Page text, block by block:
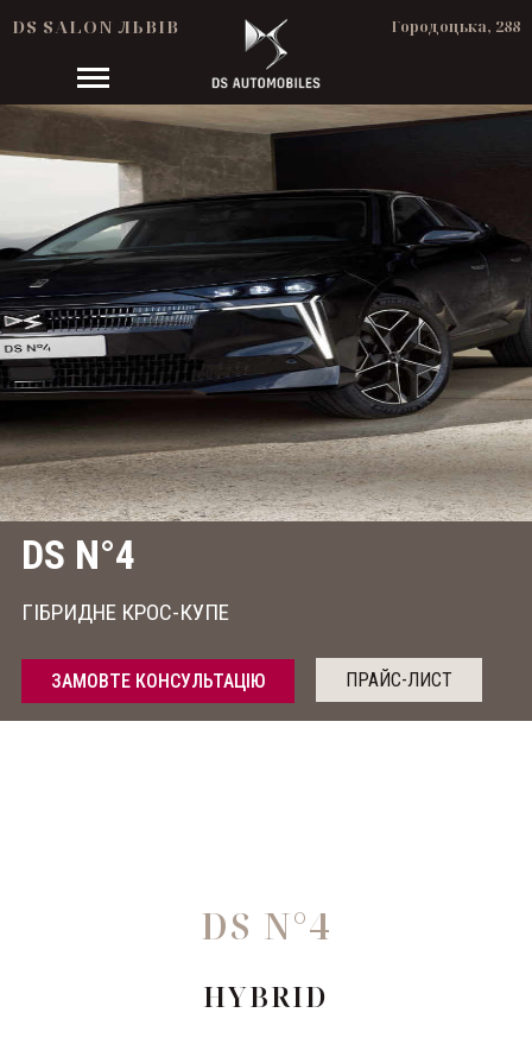
DS SALON ЛЬВІВ Городоцька, 288
DS N°4
ГІБРИДНЕ КРОС-КУПЕ
ЗАМОВТЕ КОНСУЛЬТАЦІЮ ПРАЙС-ЛИСТ
DS N°4
HYBRID